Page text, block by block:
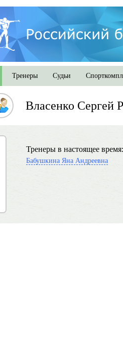
Тренеры Судьи
Власенко Сергей
Тренеры в настоящее время:
Бабушкина Яна Андреевна